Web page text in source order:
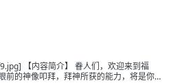
【内容简介】 眷人们，欢迎来到福
前的神像叩拜，拜神所获的能力，将是你们